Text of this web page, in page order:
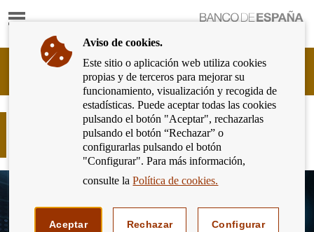
Mostrar
Ir
página
de
inicio
del
Banco
de
España
Cliente
Bancario
Banco
España
Eurosistema,
¡Aprende sobre amenazas y estafas
online para escapar del fraude!
Aviso de cookies.
Este sitio o aplicación web utiliza cookies
propias y de terceros para mejorar su
funcionamiento, visualización y recogida de
estadísticas. Puede aceptar todas las cookies
pulsando el botón "Aceptar", rechazarlas
pulsando el botón “Rechazar” o
configurarlas pulsando el botón
"Configurar". Para más información,
consulte laPolítica de cookies.
Aceptar Rechazar Configurar